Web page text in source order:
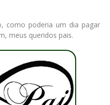
como poderia um dia pagar
meus queridos pais.